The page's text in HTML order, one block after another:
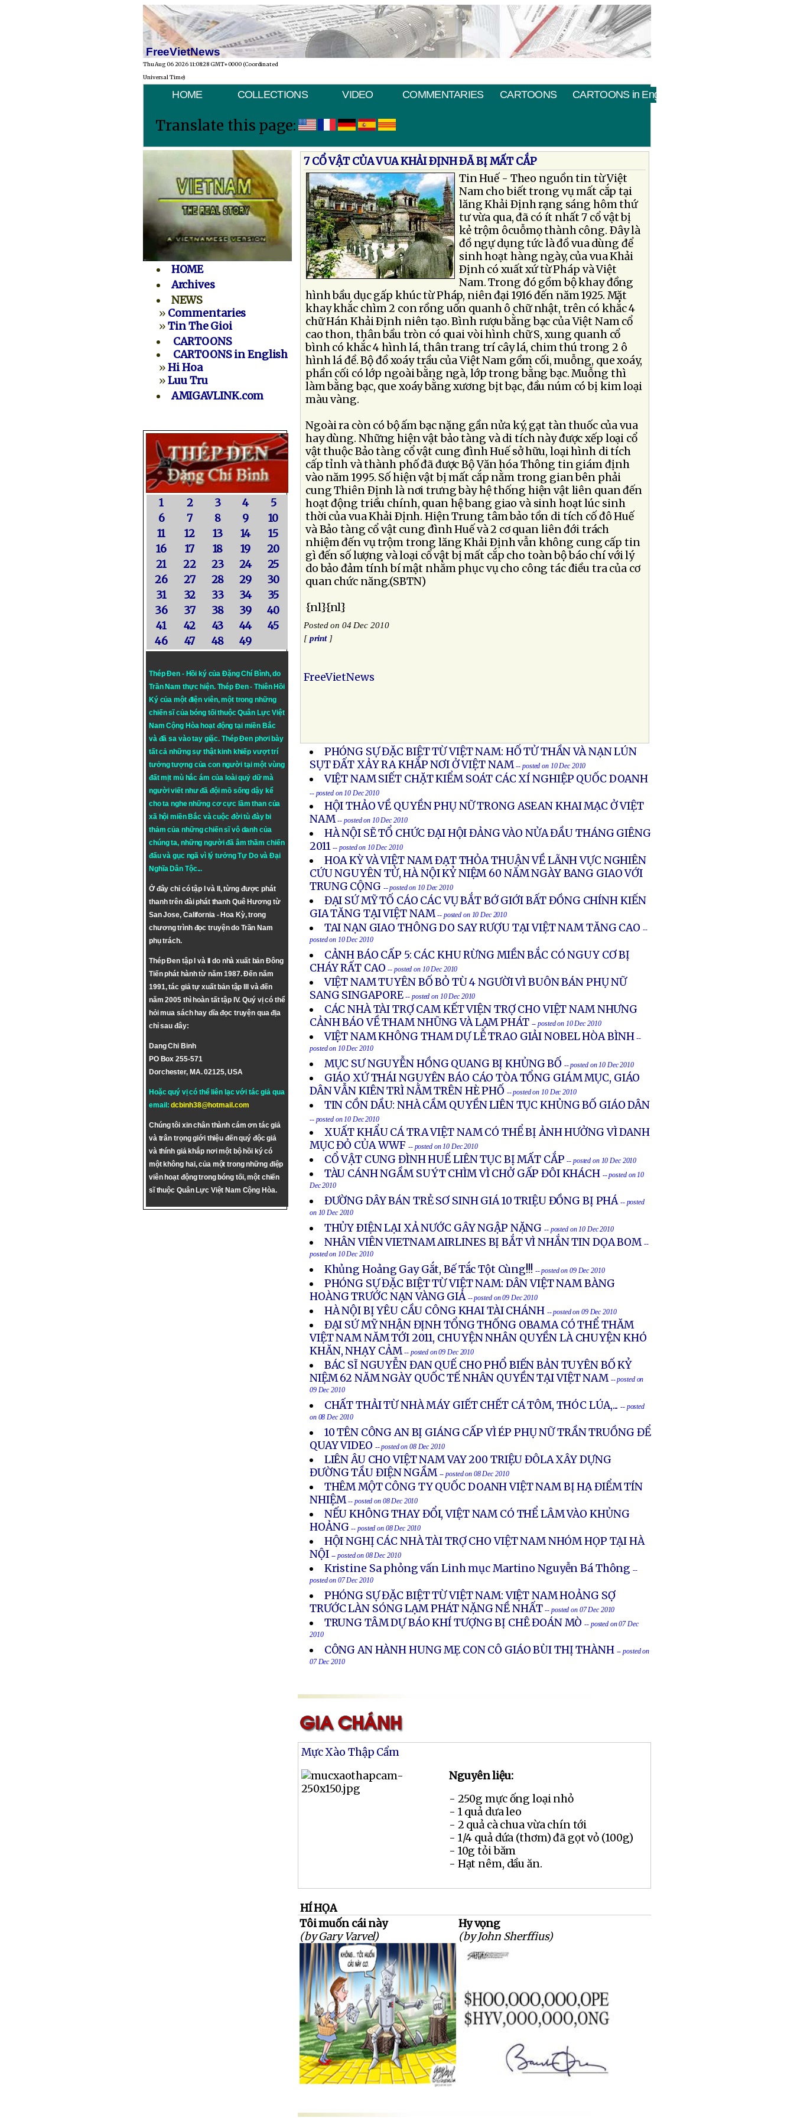
FreeVietNews
Thu Aug 06 2026 11:08:28 GMT+0000 (Coordinated
Universal Time)
HOME COLLECTIONS VIDEO COMMENTARIES CARTOONS CARTOONS in English
Translate this page:
HOME
Archives
NEWS
» Commentaries
»Tin The Gioi
CARTOONS
CARTOONS in English
»Hi Hoa
»Luu Tru
AMIGAVLINK.com
1 2 3 4
5
6
7 8 9
10
11
12 13 14
15
16
17 18 19
20
21
22 23 24
25
26
27 28 29
30
31
32 33 34
35
36
37 38 39
40
41
42 43 44
45
46
47 48 49
Thép Đen - Hồi ký của Đặng Chí Bình, do
Trần Nam thực hiện. Thép Đen- Thiên Hồi
Ký của một điện viên, một trong những
chiến sĩ của bóng tối thuộc Quân Lực Việt
Nam Cộng Hòa hoạt động tại miền Bắc
và đã sa vào tay giặc. Thép Đen phơi bày
tất cả những sự thật kinh khiếp vượt trí
tưởng tượng của con người tại một vùng
đất mịt mù hắc ám của loài quỷ dữ mà
người viết như đã đội mồ sống dậy kể
cho ta nghe những cơ cực lầm than của
xã hội miền Bắc và cuộc đời tù đày bi
thảm của những chiến sĩ vô danh của
chúng ta, những người đã âm thầm chiến
đấu và gục ngã vì lý tưởngTự DovàĐại
Nghĩa Dân Tộc...
Ở đây chỉ có tập I và II, từng được phát
thanh trên đài phát thanh Quê Hương từ
San Jose, California - Hoa Kỳ, trong
chương trình đọc truyện do Trần Nam
phụ trách.
Thép Đen tập I và II do nhà xuất bản Đông
Tiến phát hành từ năm 1987. Đến năm
1991, tác giả tự xuất bản tập III và đến
năm 2005 thì hoàn tất tập IV. Quý vị có thể
hỏi mua sách hay dĩa đọc truyện qua địa
chỉ sau đây:
Dang Chi Binh
PO Box 255-571
Dorchester, MA. 02125, USA
Hoặc quý vị có thể liên lạc với tác giả qua
email:dcbinh38@hotmail.com
Chúng tôi xin chân thành cám ơn tác giả
và trân trọng giới thiệu đến quý độc giả
và thính giả khắp nơi một bộ hồi ký có
một không hai, của một trong những điệp
viên hoạt động trong bóng tối, một chiến
sĩ thuộc Quân Lực Việt Nam Cộng Hòa.
7 CỔ VẬT CỦA VUA KHẢI ÐỊNH ÐÃ BỊ MẤT CẮP
Tin Huế - Theo nguồn tin từ Việt
Nam cho biết trong vụ mất cắp tại
lăng Khải Ðịnh rạng sáng hôm thứ
tư vừa qua, đã có ít nhất 7 cổ vật bị
kẻ trộm ôcuỗmọ thành công. Ðây là
đồ ngự dụng tức là đồ vua dùng để
sinh hoạt hàng ngày, của vua Khải
Ðịnh có xuất xứ từ Pháp và Việt
Nam. Trong đó gồm bộ khay đồng
hình bầu dục gấp khúc từ Pháp, niên đại 1916 đến năm 1925. Mặt
khay khắc chìm 2 con rồng uốn quanh ô chữ nhật, trên có khắc 4
chữ Hán Khải Ðịnh niên tạo. Bình rượu bằng bạc của Việt Nam cổ
cao thon, thân bầu tròn có quai vòi hình chữ S, xung quanh cổ
bình có khắc 4 hình lá, thân trang trí cây lá, chim thú trong 2 ô
hình lá đề. Bộ đồ xoáy trầu của Việt Nam gồm cối, muỗng, que xoáy,
phần cối có lớp ngoài bằng ngà, lớp trong bằng bạc. Muỗng thì
làm bằng bạc, que xoáy bằng xương bịt bạc, đầu núm có bị kim loại
màu vàng.
Ngoài ra còn có bộ ấm bạc nặng gần nửa ký, gạt tàn thuốc của vua
hay dùng. Những hiện vật bảo tàng và di tích này được xếp loại cổ
vật thuộc Bảo tàng cổ vật cung đình Huế sở hữu, loại hình di tích
cấp tỉnh và thành phố đã được Bộ Văn hóa Thông tin giám định
vào năm 1995. Số hiện vật bị mất cắp nằm trong gian bên phải
cung Thiên Ðịnh là nơi trưng bày hệ thống hiện vật liên quan đến
hoạt động triều chính, quan hệ bang giao và sinh hoạt lúc sinh
thời của vua Khải Ðịnh. Hiện Trung tâm bảo tồn di tích cố đô Huế
và Bảo tàng cổ vật cung đình Huế và 2 cơ quan liên đới trách
nhiệm đến vụ trộm trong lăng Khải Ðịnh vẫn không cung cấp tin
gì đến số lượng và loại cổ vật bị mất cắp cho toàn bộ báo chí với lý
do bảo đảm tính bí mật nhằm phục vụ cho công tác điều tra của cơ
quan chức năng.(SBTN)
{nl}{nl}
Posted on 04 Dec 2010
[print]
FreeVietNews
PHÓNG SỰ ĐẶC BIỆT TỪ VIỆT NAM: HỐ TỬ THẦN VÀ NẠN LÚN
SỤT ĐẤT XẢY RA KHẮP NƠI Ở VIỆT NAM -- posted on 10 Dec 2010
VIỆT NAM SIẾT CHẶT KIỂM SOÁT CÁC XÍ NGHIỆP QUỐC DOANH
-- posted on 10 Dec 2010
HỘI THẢO VỀ QUYỀN PHỤ NỮ TRONG ASEAN KHAI MẠC Ở VIỆT
NAM-- posted on 10 Dec 2010
HÀ NỘI SẼ TỔ CHỨC ĐẠI HỘI ĐẢNG VÀO NỬA ĐẦU THÁNG GIÊNG
2011 -- posted on 10 Dec 2010
HOA KỲ VÀ VIỆT NAM ĐẠT THỎA THUẬN VỀ LÃNH VỰC NGHIÊN
CỨU NGUYÊN TỬ, HÀ NỘI KỶ NIỆM 60 NĂM NGÀY BANG GIAO VỚI
TRUNG CỘNG -- posted on 10 Dec 2010
ĐẠI SỨ MỸ TỐ CÁO CÁC VỤ BẮT BỚ GIỚI BẤT ĐỒNG CHÍNH KIẾN
GIA TĂNG TẠI VIỆT NAM-- posted on 10 Dec 2010
TAI NẠN GIAO THÔNG DO SAY RƯỢU TẠI VIỆT NAM TĂNG CAO --
posted on 10 Dec 2010
CẢNH BÁO CẤP 5: CÁC KHU RỪNG MIỀN BẮC CÓ NGUY CƠ BỊ
CHÁY RẤT CAO -- posted on 10 Dec 2010
VIỆT NAM TUYÊN BỐ BỎ TÙ 4 NGƯỜI VÌ BUÔN BÁN PHỤ NỮ
SANG SINGAPORE -- posted on 10 Dec 2010
CÁC NHÀ TÀI TRỢ CAM KẾT VIỆN TRỢ CHO VIỆT NAM NHƯNG
CẢNH BÁO VỀ THAM NHŨNG VÀ LẠM PHÁT -- posted on 10 Dec 2010
VIỆT NAM KHÔNG THAM DỰ LỄ TRAO GIẢI NOBEL HÒA BÌNH--
posted on 10 Dec 2010
MỤC SƯ NGUYỄN HỒNG QUANG BỊ KHỦNG BỐ -- posted on 10 Dec 2010
GIÁO XỨ THÁI NGUYÊN BÁO CÁO TÒA TỔNG GIÁM MỤC, GIÁO
DÂN VẪN KIÊN TRÌ NẰM TRÊN HÈ PHỐ -- posted on 10 Dec 2010
TIN CỒN DẦU: NHÀ CẦM QUYỀN LIÊN TỤC KHỦNG BỐ GIÁO DÂN
-- posted on 10 Dec 2010
XUẤT KHẨU CÁ TRA VIỆT NAM CÓ THỂ BỊ ẢNH HƯỞNG VÌ DANH
MỤC ĐỎ CỦA WWF -- posted on 10 Dec 2010
CỔ VẬT CUNG ĐÌNH HUẾ LIÊN TỤC BỊ MẤT CẮP-- posted on 10 Dec 2010
TÀU CÁNH NGẦM SUÝT CHÌM VÌ CHỞ GẤP ĐÔI KHÁCH -- posted on 10
Dec 2010
ĐƯỜNG DÂY BÁN TRẺ SƠ SINH GIÁ 10 TRIỆU ĐỒNG BỊ PHÁ -- posted
on 10 Dec 2010
THỦY ÐIỆN LẠI XẢ NƯỚC GÂY NGẬP NẶNG-- posted on 10 Dec 2010
NHÂN VIÊN VIETNAM AIRLINES BỊ BẮT VÌ NHẮN TIN DỌA BOM --
posted on 10 Dec 2010
Khủng Hoảng Gay Gắt, Bế Tắc Tột Cùng!!! -- posted on 09 Dec 2010
PHÓNG SỰ ĐẶC BIỆT TỪ VIỆT NAM: DÂN VIỆT NAM BÀNG
HOÀNG TRƯỚC NẠN VÀNG GIẢ -- posted on 09 Dec 2010
HÀ NỘI BỊ YÊU CẦU CÔNG KHAI TÀI CHÁNH -- posted on 09 Dec 2010
ĐẠI SỨ MỸ NHẬN ĐỊNH TỔNG THỐNG OBAMA CÓ THỂ THĂM
VIỆT NAM NĂM TỚI 2011, CHUYỆN NHÂN QUYỀN LÀ CHUYỆN KHÓ
KHĂN, NHẠY CẢM -- posted on 09 Dec 2010
BÁC SĨ NGUYỄN ĐAN QUẾ CHO PHỔ BIẾN BẢN TUYÊN BỐ KỶ
NIỆM 62 NĂM NGÀY QUỐC TẾ NHÂN QUYỀN TẠI VIỆT NAM -- posted on
09 Dec 2010
CHẤT THẢI TỪ NHÀ MÁY GIẾT CHẾT CÁ TÔM, THÓC LÚA,... -- posted
on 08 Dec 2010
10 TÊN CÔNG AN BỊ GIÁNG CẤP VÌ ÉP PHỤ NỮ TRẦN TRUỒNG ĐỂ
QUAY VIDEO -- posted on 08 Dec 2010
LIÊN ÂU CHO VIỆT NAM VAY 200 TRIỆU ĐÔLA XÂY DỰNG
ĐƯỜNG TẦU ĐIỆN NGẦM -- posted on 08 Dec 2010
THÊM MỘT CÔNG TY QUỐC DOANH VIỆT NAM BỊ HẠ ĐIỂM TÍN
NHIỆM -- posted on 08 Dec 2010
NẾU KHÔNG THAY ĐỔI, VIỆT NAM CÓ THỂ LÂM VÀO KHỦNG
HOẢNG -- posted on 08 Dec 2010
HỘI NGHỊ CÁC NHÀ TÀI TRỢ CHO VIỆT NAM NHÓM HỌP TẠI HÀ
NỘI -- posted on 08 Dec 2010
Kristine Sa phỏng vấn Linh mục Martino Nguyễn Bá Thông --
posted on 07 Dec 2010
PHÓNG SỰ ĐẶC BIỆT TỪ VIỆT NAM: VIỆT NAM HOẢNG SỢ
TRƯỚC LÀN SÓNG LẠM PHÁT NẶNG NỀ NHẤT -- posted on 07 Dec 2010
TRUNG TÂM DỰ BÁO KHÍ TƯỢNG BỊ CHÊ ĐOÁN MÒ -- posted on 07 Dec
2010
CÔNG AN HÀNH HUNG MẸ CON CÔ GIÁO BÙI THỊ THÀNH -- posted on
07 Dec 2010
Mực Xào Thập Cẩm
Nguyên liệu:
- 250g mực ống loại nhỏ
- 1 quả dưa leo
- 2 quả cà chua vừa chín tới
- 1/4 quả dứa (thơm) đã gọt vỏ (100g)
- 10g tỏi băm
- Hạt nêm, dầu ăn.
HÍ HỌA
Tôi muốn cái này
(by Gary Varvel)
Hy vọng
(by John Sherffius)